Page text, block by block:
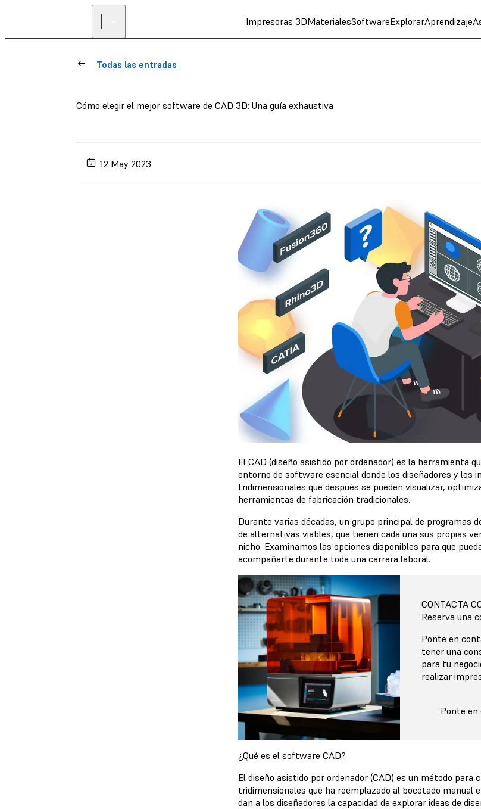
Impresoras 3DMaterialesSoftwareExplorarAprendizaje
Todas las entradas
Cómo elegir el mejor software de CAD 3D: Una guía exhaustiva
12 May 2023
El CAD (diseño asistido por ordenador) es la herramienta
entorno de software esencial donde los diseñadores y los
tridimensionales que después se pueden visualizar,
herramientas de fabricación tradicionales.
Durante varias décadas, un grupo principal de programas
de alternativas viables, que tienen cada una sus propias
nicho. Examinamos las opciones disponibles para que
acompañarte durante toda una carrera laboral.
CONTACTA
Reserva una
Ponte en
tener una
para tu
realizar
Ponte
¿Qué es el software CAD?
El diseño asistido por ordenador (CAD) es un método
tridimensionales que ha reemplazado al bocetado
dan a los diseñadores la capacidad de explorar ideas de